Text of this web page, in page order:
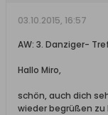
03.10.2015, 16:57
AW: 3. Danziger-
Hallo Miro,
schön, auch dich
wieder begrüßen zu